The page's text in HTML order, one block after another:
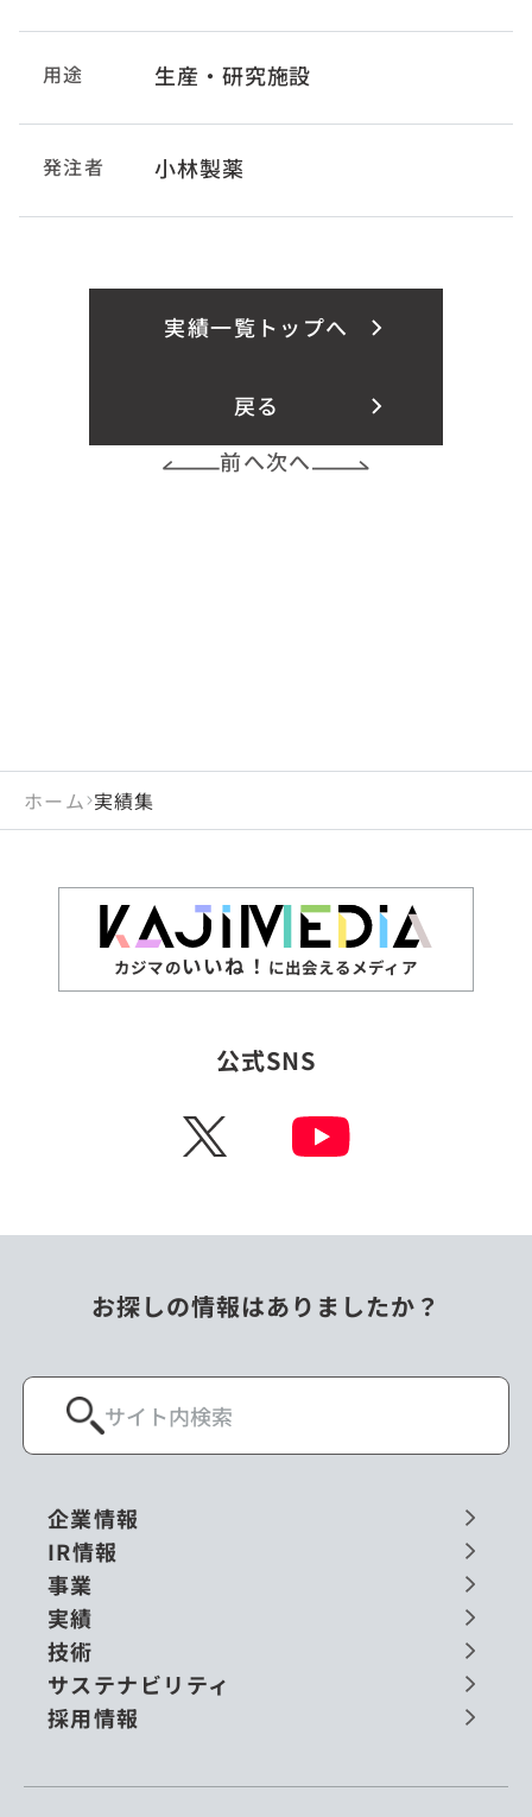
用途 生産・研究施設
発注者 小林製薬
実績一覧トップへ
戻る
前へ次へ
ホーム 実績集
カジマのいいね！ に出会えるメディア
公式SNS
X
お探しの情報はありましたか？
企業情報
IR情報
事業
実績
技術
サステナビリティ
採用情報